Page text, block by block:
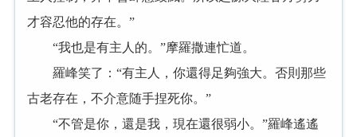
才容忍他的存在。”
“我也是有主人的。”摩羅撒連忙道。
羅峰笑了：“有主人，你還得足夠強大。否則那些
古老存在，不介意随手捏死你。”
“不管是你，還是我，現在還很弱小。”羅峰遙遙